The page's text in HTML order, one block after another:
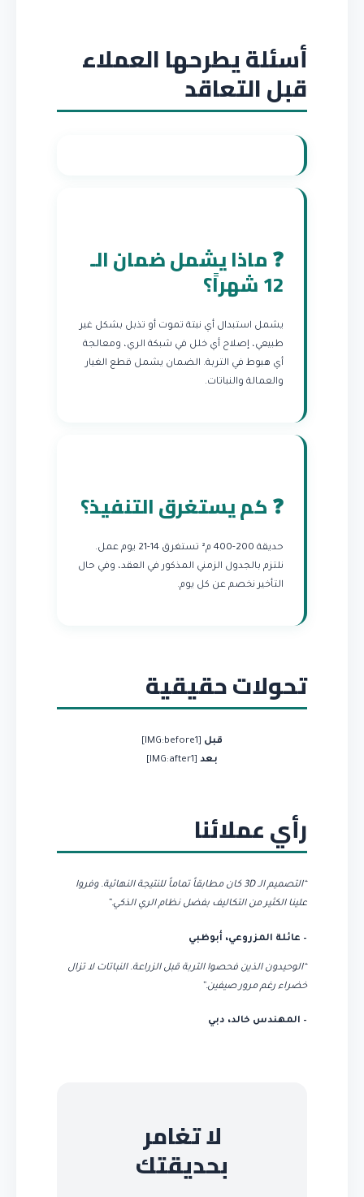
أسئلة يطرحها العملاء
قبل التعاقد
❓ ماذا يشمل ضمان الـ
12 شهراً؟
يشمل استبدال أي نبتة تموت أو تذبل بشكل غير
طبيعي، إصلاح أي خلل في شبكة الري، ومعالجة
أي هبوط في التربة. الضمان يشمل قطع الغيار
والعمالة والنباتات.
❓ كم يستغرق التنفيذ؟
حديقة 200-400 م² تستغرق 14-21 يوم عمل.
نلتزم بالجدول الزمني المذكور في العقد، وفي حال
التأخير نخصم عن كل يوم.
تحولات حقيقية
قبل [IMG:before1]
بعد [IMG:after1]
رأي عملائنا
“التصميم الـ 3D كان مطابقاً تماماً للنتيجة النهائية. وفروا
علينا الكثير من التكاليف بفضل نظام الري الذكي.”
– عائلة المزروعي، أبوظبي
“الوحيدون الذين فحصوا التربة قبل الزراعة. النباتات لا تزال
خضراء رغم مرور صيفين.”
– المهندس خالد، دبي
لا تغامر
بحديقتك